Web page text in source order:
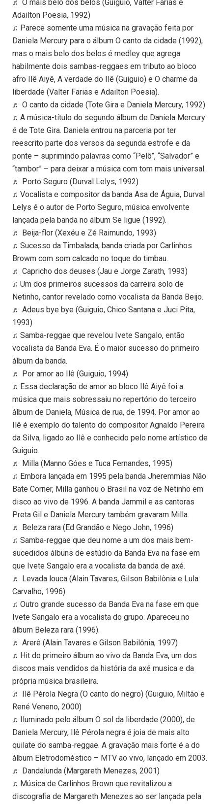
♬ O mais belo dos belos (Guiguio, Valter Farias e
Adailton Poesia, 1992)
♫ Parece somente uma música na gravação feita por
Daniela Mercury para o álbum O canto da cidade (1992),
mas o mais belo dos belos é medley que agrega
habilmente dois sambas-reggaes em tributo ao bloco
afro Ilê Aiyê, A verdade do Ilê (Guiguio) e O charme da
liberdade (Valter Farias e Adailton Poesia).
♬ O canto da cidade (Tote Gira e Daniela Mercury, 1992)
♫ A música-título do segundo álbum de Daniela Mercury
é de Tote Gira. Daniela entrou na parceria por ter
reescrito parte dos versos da segunda estrofe e da
ponte – suprimindo palavras como “Pelô”, “Salvador” e
“tambor” – para deixar a música com tom mais universal.
♬ Porto Seguro (Durval Lelys, 1992)
♫ Vocalista e compositor da banda Asa de Águia, Durval
Lelys é o autor de Porto Seguro, música envolvente
lançada pela banda no álbum Se ligue (1992).
♬ Beija-flor (Xexéu e Zé Raimundo, 1993)
♫ Sucesso da Timbalada, banda criada por Carlinhos
Browm com som calcado no toque do timbau.
♬ Capricho dos deuses (Jau e Jorge Zarath, 1993)
♫ Um dos primeiros sucessos da carreira solo de
Netinho, cantor revelado como vocalista da Banda Beijo.
♬ Adeus bye bye (Guiguio, Chico Santana e Juci Pita,
1993)
♫ Samba-reggae que revelou Ivete Sangalo, então
vocalista da Banda Eva. É o maior sucesso do primeiro
álbum da banda.
♬ Por amor ao Ilê (Guiguio, 1994)
♫ Essa declaração de amor ao bloco Ilê Aiyê foi a
música que mais sobressaiu no repertório do terceiro
álbum de Daniela, Música de rua, de 1994. Por amor ao
Ilê é exemplo do talento do compositor Agnaldo Pereira
da Silva, ligado ao Ilê e conhecido pelo nome artístico de
Guiguio.
♬ Milla (Manno Góes e Tuca Fernandes, 1995)
♫ Embora lançada em 1995 pela banda Jheremmias Não
Bate Corner, Milla ganhou o Brasil na voz de Netinho em
disco ao vivo de 1996. A banda Jammil e as cantoras
Preta Gil e Daniela Mercury também gravaram Milla.
♬ Beleza rara (Ed Grandão e Nego John, 1996)
♫ Samba-reggae que deu nome a um dos mais bem-
sucedidos álbuns de estúdio da Banda Eva na fase em
que Ivete Sangalo era a vocalista da banda de axé.
♬ Levada louca (Alain Tavares, Gilson Babilônia e Lula
Carvalho, 1996)
♫ Outro grande sucesso da Banda Eva na fase em que
Ivete Sangalo era a vocalista do grupo. Apareceu no
álbum Beleza rara (1996).
♬ Arerê (Alain Tavares e Gilson Babilônia, 1997)
♫ Hit do primeiro álbum ao vivo da Banda Eva, um dos
discos mais vendidos da história da axé musica e da
própria música brasileira.
♬ Ilê Pérola Negra (O canto do negro) (Guiguio, Miltão e
René Veneno, 2000)
♫ Iluminado pelo álbum O sol da liberdade (2000), de
Daniela Mercury, Ilê Pérola negra é joia de mais alto
quilate do samba-reggae. A gravação mais forte é a do
álbum Eletrodoméstico – MTV ao vivo, lançado em 2003.
♬ Dandalunda (Margareth Menezes, 2001)
♫ Música de Carlinhos Brown que revitalizou a
discografia de Margareth Menezes ao ser lançada pela